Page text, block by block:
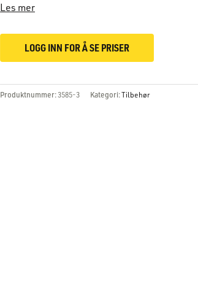
Les mer
LOGG INN FOR Å SE PRISER
Produktnummer:3585-3 Kategori:Tilbehør